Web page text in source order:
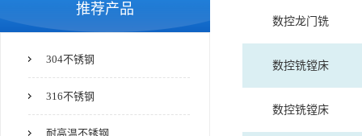
推荐产品
304不锈钢
316不锈钢
耐高温不锈钢
数控龙门铣
数控铣镗床
数控铣镗床